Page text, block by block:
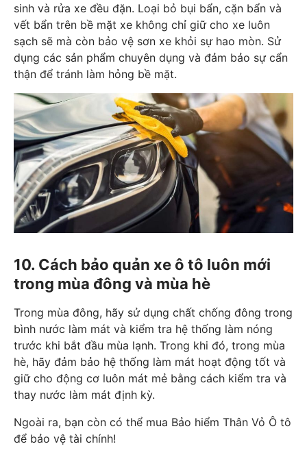
sinh và rửa xe đều đặn. Loại bỏ bụi bẩn, cặn bẩn và
vết bẩn trên bề mặt xe không chỉ giữ cho xe luôn
sạch sẽ mà còn bảo vệ sơn xe khỏi sự hao mòn. Sử
dụng các sản phẩm chuyên dụng và đảm bảo sự cẩn
thận để tránh làm hỏng bề mặt.
10. Cách bảo quản xe ô tô luôn mới
trong mùa đông và mùa hè
Trong mùa đông, hãy sử dụng chất chống đông trong
bình nước làm mát và kiểm tra hệ thống làm nóng
trước khi bắt đầu mùa lạnh. Trong khi đó, trong mùa
hè, hãy đảm bảo hệ thống làm mát hoạt động tốt và
giữ cho động cơ luôn mát mẻ bằng cách kiểm tra và
thay nước làm mát định kỳ.
Ngoài ra, bạn còn có thể mua Bảo hiểm Thân Vỏ Ô tô
để bảo vệ tài chính!